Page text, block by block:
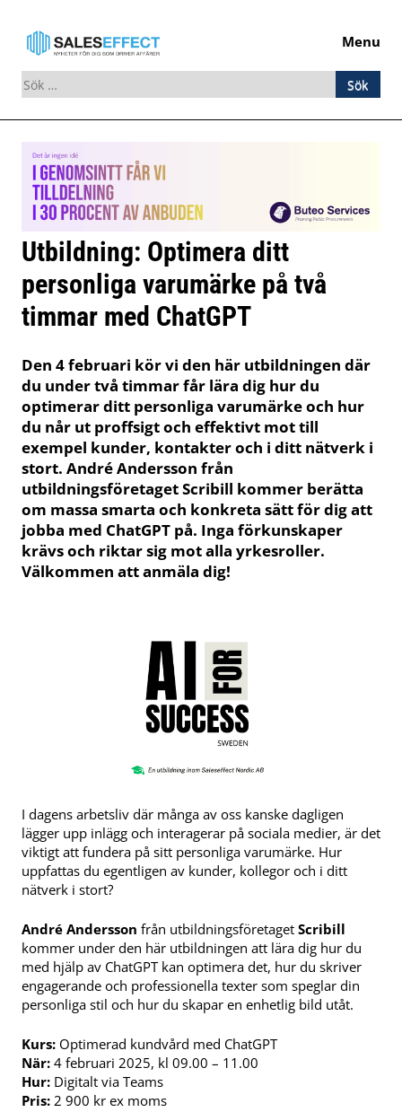
Menu
Sök
efter:
Skip
to
content
Utbildning: Optimera ditt
personliga varumärke på två
timmar med ChatGPT
Den 4 februari kör vi den här utbildningen där
du under två timmar får lära dig hur du
optimerar ditt personliga varumärke och hur
du når ut proffsigt och effektivt mot till
exempel kunder, kontakter och i ditt nätverk i
stort. André Andersson från
utbildningsföretaget Scribill kommer berätta
om massa smarta och konkreta sätt för dig att
jobba med ChatGPT på. Inga förkunskaper
krävs och riktar sig mot alla yrkesroller.
Välkommen att anmäla dig!
I dagens arbetsliv där många av oss kanske dagligen
lägger upp inlägg och interagerar på sociala medier, är det
viktigt att fundera på sitt personliga varumärke. Hur
uppfattas du egentligen av kunder, kollegor och i ditt
nätverk i stort?
André Andersson från utbildningsföretaget Scribill
kommer under den här utbildningen att lära dig hur du
med hjälp av ChatGPT kan optimera det, hur du skriver
engagerande och professionella texter som speglar din
personliga stil och hur du skapar en enhetlig bild utåt.
Kurs: Optimerad kundvård med ChatGPT
När: 4 februari 2025, kl 09.00 – 11.00
Hur: Digitalt via Teams
Pris: 2 900 kr ex moms